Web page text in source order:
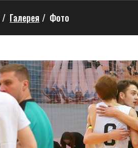
/ Галерея / Фото